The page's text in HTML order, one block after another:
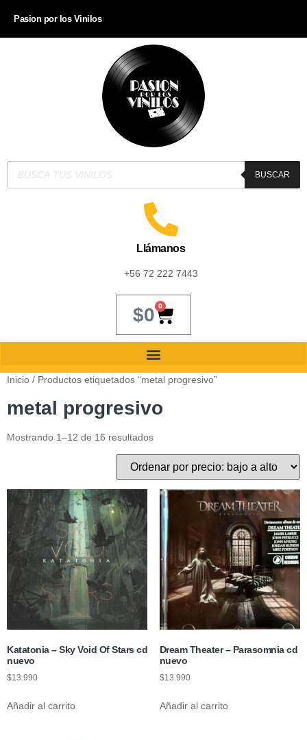
Pasion por los Vinilos
BUSCAR
Llámanos
+56 72 222 7443
$0 0
Inicio / Productos etiquetados “metal progresivo”
metal progresivo
Mostrando 1–12 de 16 resultados
Katatonia – Sky Void Of Stars cd
nuevo
$13.990
Añadir al carrito
Dream Theater – Parasomnia cd
nuevo
$13.990
Añadir al carrito